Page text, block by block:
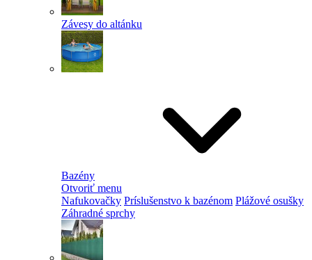
Závesy do altánku
Bazény
Otvoriť menu
Nafukovačky Príslušenstvo k bazénom Plážové osušky
Záhradné sprchy